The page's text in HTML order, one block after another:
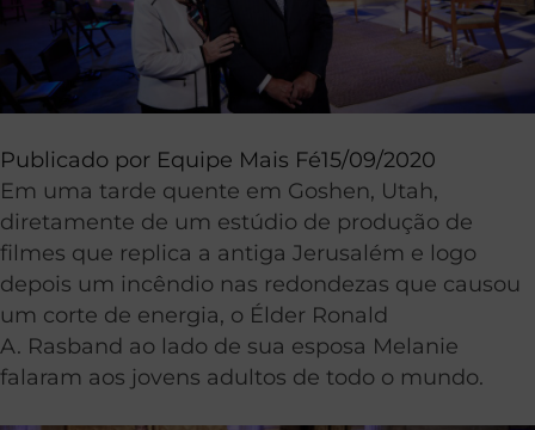
Publicado por Equipe Mais Fé15/09/2020
Em uma tarde quente em Goshen, Utah,
diretamente de um estúdio de produção de
filmes que replica a antiga Jerusalém e logo
depois um incêndio nas redondezas que causou
um corte de energia, o Élder Ronald
A. Rasband ao lado de sua esposa Melanie
falaram aos jovens adultos de todo o mundo.